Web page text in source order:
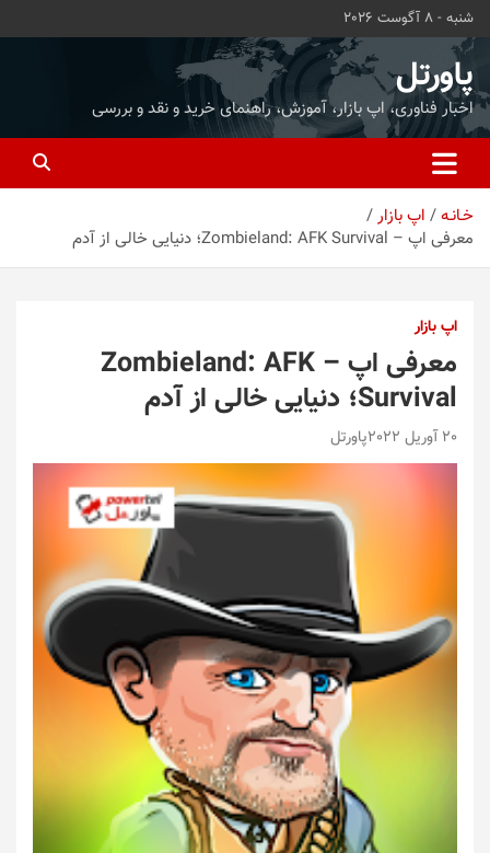
محتوا
بروید
شنبه - 8 آگوست 2026
پاورتل
اخبار فناوری، اپ بازار، آموزش، راهنمای خرید و نقد و بررسی
خـانـه
اپ بازار
معرفی اپ – Zombieland: AFK Survival؛ دنیایی خالی از آدم
اپ بازار
معرفی اپ – Zombieland: AFK
Survival؛ دنیایی خالی از آدم
20 آوریل 2022 پاورتل